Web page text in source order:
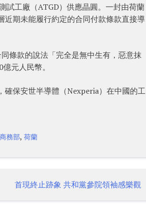
試工廠（ATGD）供應晶圓。一封由荷蘭
期未能履行約定的合同付款條款直接導
條款的說法「完全是無中生有，惡意抹
元人民幣。
確保安世半導體（Nexperia）在中國的工
商務部,荷蘭
首現終止跡象 共和黨參院領袖感樂觀